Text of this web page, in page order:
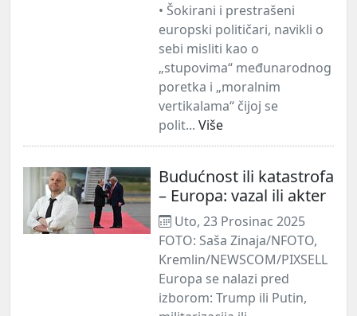
• Šokirani i prestrašeni
europski političari, navikli o
sebi misliti kao o
„stupovima“ međunarodnog
poretka i „moralnim
vertikalama“ čijoj se
polit... Više
Budućnost ili katastrofa
– Europa: vazal ili akter
Uto, 23 Prosinac 2025
FOTO: Saša Zinaja/NFOTO,
Kremlin/NEWSCOM/PIXSELL
Europa se nalazi pred
izborom: Trump ili Putin,